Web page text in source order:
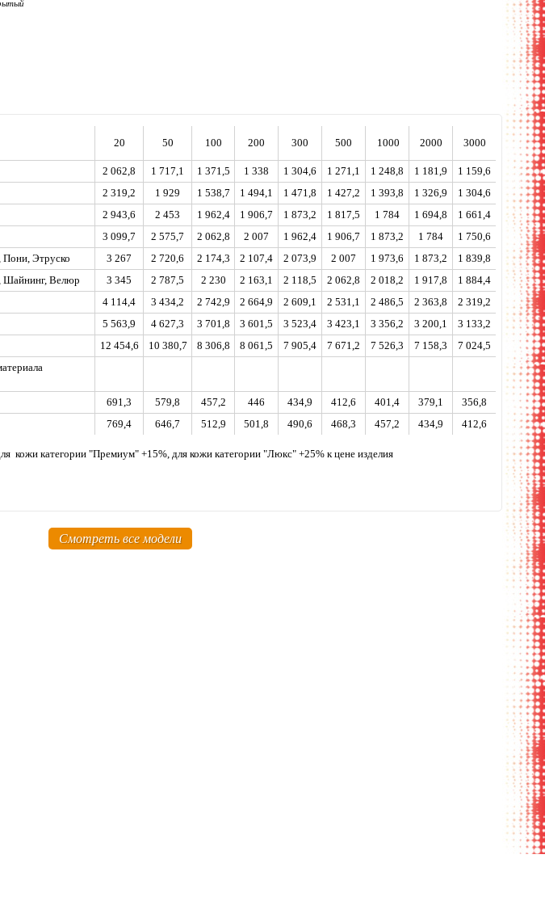
ассортимент
20 50 100 200 300 500 1000 2000 3000
2 062,8 1 717,1 1 371,5 1 338 1 304,6 1 271,1 1 248,8 1 181,9
1 159,6
2 319,2 1 929 1 538,7 1 494,1 1 471,8 1 427,2 1 393,8 1 326,9
1 304,6
2 943,6 2 453 1 962,4 1 906,7 1 873,2 1 817,5 1 784 1 694,8
1 661,4
3 099,7 2 575,7 2 062,8 2 007 1 962,4 1 906,7 1 873,2 1 784
1 750,6
Пони, Этруско
3 267 2 720,6 2 174,3 2 107,4 2 073,9 2 007 1 973,6 1 873,2
1 839,8
Шайнинг, Велюр
3 345 2 787,5 2 230 2 163,1 2 118,5 2 062,8 2 018,2 1 917,8
1 884,4
4 114,4 3 434,2 2 742,9 2 664,9 2 609,1 2 531,1 2 486,5 2 363,8
2 319,2
5 563,9 4 627,3 3 701,8 3 601,5 3 523,4 3 423,1 3 356,2 3 200,1
3 133,2
12 454,6 10 380,7 8 306,8 8 061,5 7 905,4 7 671,2 7 526,3 7 158,3
7 024,5
691,3 579,8 457,2 446 434,9 412,6 401,4 379,1
356,8
769,4 646,7 512,9 501,8 490,6 468,3 457,2 434,9 412,6
кожи категории "Премиум" +15%, для кожи категории "Люкс" +25% к цене изделия
Смотреть все модели